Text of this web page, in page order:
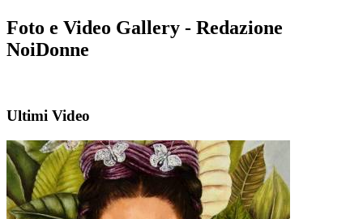
Foto e Video Gallery - Redazione
NoiDonne
Ultimi Video